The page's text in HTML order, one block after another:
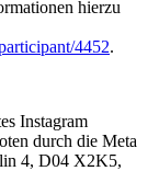
hierzu
4452.
Instagram
durch die Meta
4, D04 X2K5,